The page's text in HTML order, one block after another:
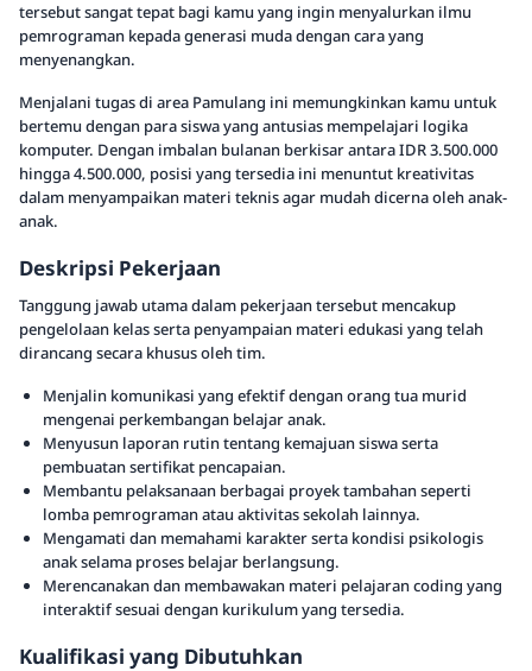
tersebut sangat tepat bagi kamu yang ingin menyalurkan ilmu
pemrograman kepada generasi muda dengan cara yang
menyenangkan.
Menjalani tugas di area Pamulang ini memungkinkan kamu untuk
bertemu dengan para siswa yang antusias mempelajari logika
komputer. Dengan imbalan bulanan berkisar antara IDR 3.500.000
hingga 4.500.000, posisi yang tersedia ini menuntut kreativitas
dalam menyampaikan materi teknis agar mudah dicerna oleh anak-
anak.
Deskripsi Pekerjaan
Tanggung jawab utama dalam pekerjaan tersebut mencakup
pengelolaan kelas serta penyampaian materi edukasi yang telah
dirancang secara khusus oleh tim.
Menjalin komunikasi yang efektif dengan orang tua murid
mengenai perkembangan belajar anak.
Menyusun laporan rutin tentang kemajuan siswa serta
pembuatan sertifikat pencapaian.
Membantu pelaksanaan berbagai proyek tambahan seperti
lomba pemrograman atau aktivitas sekolah lainnya.
Mengamati dan memahami karakter serta kondisi psikologis
anak selama proses belajar berlangsung.
Merencanakan dan membawakan materi pelajaran coding yang
interaktif sesuai dengan kurikulum yang tersedia.
Kualifikasi yang Dibutuhkan